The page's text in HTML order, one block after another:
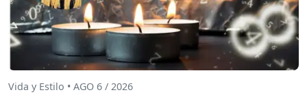
Vida y Estilo • AGO 6 / 2026